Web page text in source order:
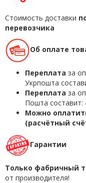
Стоимость доставки
перевозчика
Об оплате
Переплата за
Укрпошта
Переплата за
Пошта составит:
Можно
(расчётный
Гарантии
Только фабричный
от производителя!